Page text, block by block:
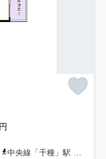
中央線「千種」駅 徒歩13分